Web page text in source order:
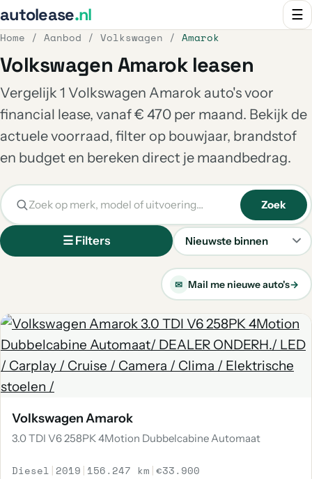
autolease.nl ☰
Home / Aanbod / Volkswagen / Amarok
Volkswagen Amarok leasen
Vergelijk 1 Volkswagen Amarok auto's voor
financial lease, vanaf € 470 per maand. Bekijk de
actuele voorraad, filter op bouwjaar, brandstof
en budget en bereken direct je maandbedrag.
☰ Filters
Sorteren
Zoek
✉ Mail me nieuwe auto's→
Volkswagen Amarok
3.0 TDI V6 258PK 4Motion Dubbelcabine Automaat
Diesel | 2019 | 156.247 km |€33.900